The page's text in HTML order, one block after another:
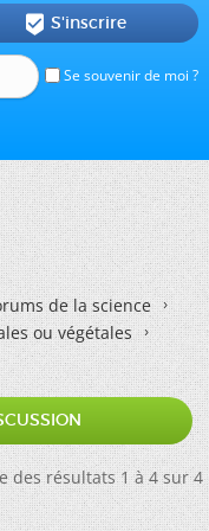
Se souvenir de moi ?
 S'inscrire
de la science
ou végétales
des résultats 1 à 4 sur 4